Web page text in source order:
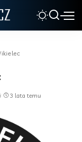
3 lata temu